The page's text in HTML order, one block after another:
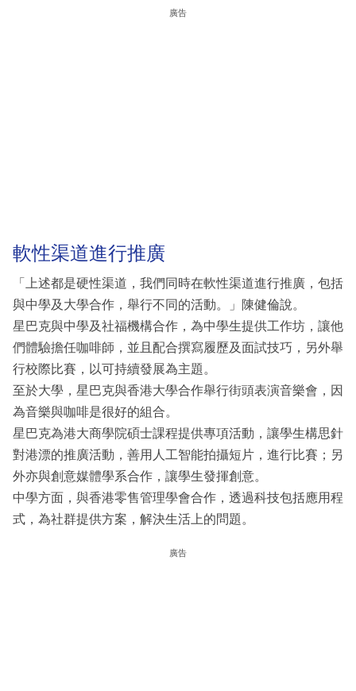
廣告
軟性渠道進行推廣
「上述都是硬性渠道，我們同時在軟性渠道進行推廣，包括
與中學及大學合作，舉行不同的活動。」陳健倫說。
星巴克與中學及社福機構合作，為中學生提供工作坊，讓他
們體驗擔任咖啡師，並且配合撰寫履歷及面試技巧，另外舉
行校際比賽，以可持續發展為主題。
至於大學，星巴克與香港大學合作舉行街頭表演音樂會，因
為音樂與咖啡是很好的組合。
星巴克為港大商學院碩士課程提供專項活動，讓學生構思針
對港漂的推廣活動，善用人工智能拍攝短片，進行比賽；另
外亦與創意媒體學系合作，讓學生發揮創意。
中學方面，與香港零售管理學會合作，透過科技包括應用程
式，為社群提供方案，解決生活上的問題。
廣告